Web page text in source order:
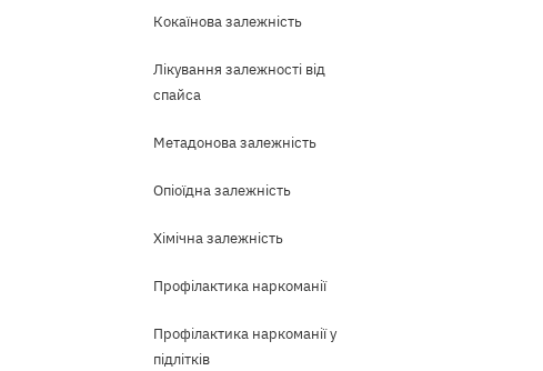
Кокаїнова залежність
Лікування залежності від
спайса
Метадонова залежність
Опіоїдна залежність
Хімічна залежність
Профілактика наркоманії
Профілактика наркоманії у
підлітків